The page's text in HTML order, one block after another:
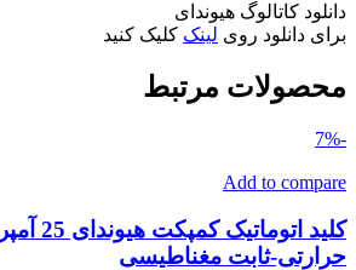
دانلود کاتالوگ هیوندای
برای دانلود روی لینک کلیک کنید
محصولات مرتبط
-7%
Add to compare
کلید
حرارتی-ثابت مغناطیسی